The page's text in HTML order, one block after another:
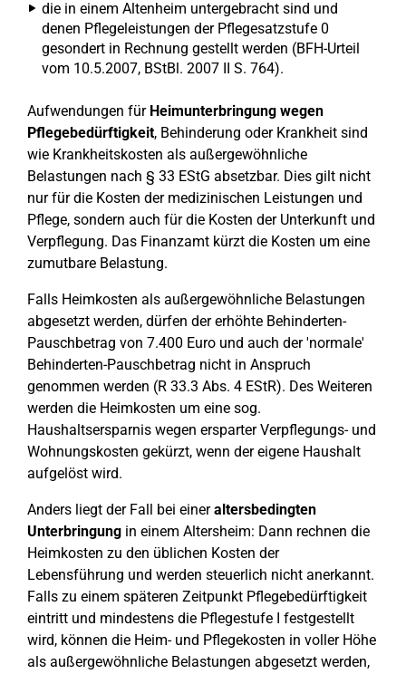
die in einem Altenheim untergebracht sind und
denen Pflegeleistungen der Pflegesatzstufe 0
gesondert in Rechnung gestellt werden (BFH-Urteil
vom 10.5.2007, BStBl. 2007 II S. 764).
Aufwendungen für Heimunterbringung wegen
Pflegebedürftigkeit, Behinderung oder Krankheit sind
wie Krankheitskosten als außergewöhnliche
Belastungen nach § 33 EStG absetzbar. Dies gilt nicht
nur für die Kosten der medizinischen Leistungen und
Pflege, sondern auch für die Kosten der Unterkunft und
Verpflegung. Das Finanzamt kürzt die Kosten um eine
zumutbare Belastung.
Falls Heimkosten als außergewöhnliche Belastungen
abgesetzt werden, dürfen der erhöhte Behinderten-
Pauschbetrag von 7.400 Euro und auch der 'normale'
Behinderten-Pauschbetrag nicht in Anspruch
genommen werden (R 33.3 Abs. 4 EStR). Des Weiteren
werden die Heimkosten um eine sog.
Haushaltsersparnis wegen ersparter Verpflegungs- und
Wohnungskosten gekürzt, wenn der eigene Haushalt
aufgelöst wird.
Anders liegt der Fall bei eineraltersbedingten
Unterbringung in einem Altersheim: Dann rechnen die
Heimkosten zu den üblichen Kosten der
Lebensführung und werden steuerlich nicht anerkannt.
Falls zu einem späteren Zeitpunkt Pflegebedürftigkeit
eintritt und mindestens die Pflegestufe I festgestellt
wird, können die Heim- und Pflegekosten in voller Höhe
als außergewöhnliche Belastungen abgesetzt werden,